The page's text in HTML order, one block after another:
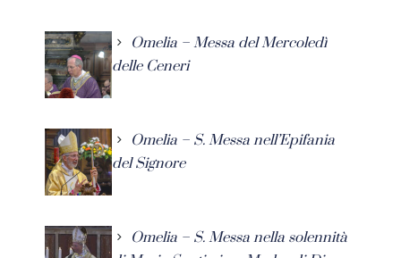
Omelia – Messa del Mercoledì
delle Ceneri
Omelia – S. Messa nell’Epifania
del Signore
Omelia – S. Messa nella solennità